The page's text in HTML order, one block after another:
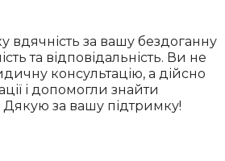
вдячність за вашу бездоганну
та відповідальність. Ви не
консультацію, а дійсно
і допомогли знайти
за вашу підтримку!